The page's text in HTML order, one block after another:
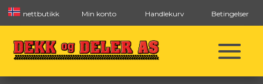
nettbutikk Min konto Handlekurv Betingelser